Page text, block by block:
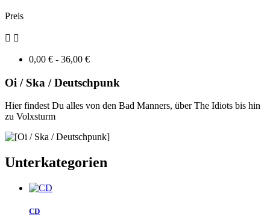
Preis
 
0,00 € - 36,00 €
Oi / Ska / Deutschpunk
Hier findest Du alles von den Bad Manners, über The Idiots bis hin
zu Volxsturm
Unterkategorien
CD